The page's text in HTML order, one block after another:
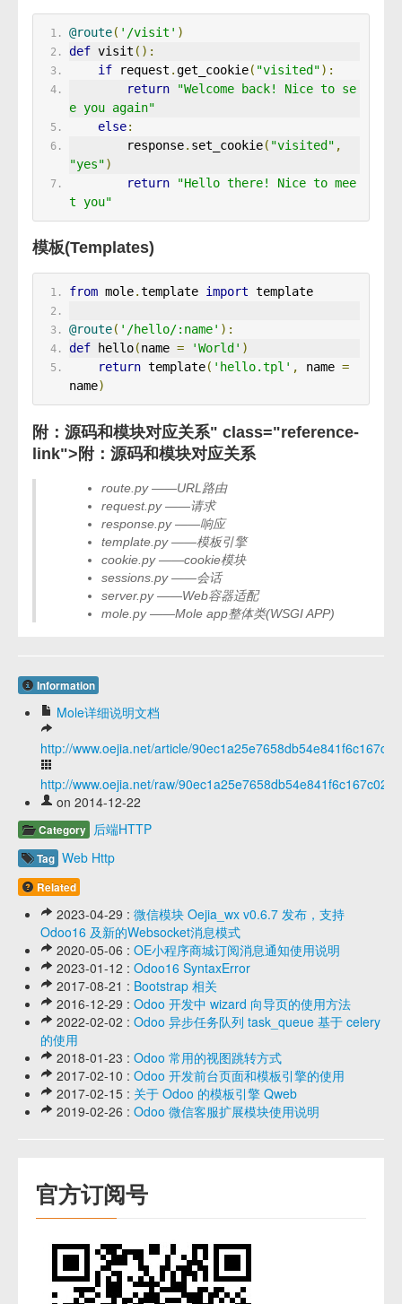
@route( '/visit' )
def visit ():
if request .get_cookie( "visited"):
return
"Welcome back! Nice to se
e you again"
else:
        response
. set_cookie( "visited" ,
"yes")
return
"Hello there! Nice to mee
t you"
模板(Templates)
from mole.template import template
@route( '/hello/:name' ):
def hello(name = 'World' )
return template( 'hello.tpl' , name =
name)
附：源码和模块对应关系" class="reference-
link"> 附：源码和模块对应关系
route.py ——URL路由
request.py ——请求
response.py ——响应
template.py ——模板引擎
cookie.py ——cookie模块
sessions.py ——会话
server.py ——Web容器适配
mole.py ——Mole app整体类(WSGI APP)
Information
Mole详细说明文档
http://www.oejia.net/article/
http://www.oejia.net/raw/90ec1a25e7658db54e841f6c167c02fb
on 2014-12-22
Category 后端HTTP
Tag Web Http
Related
2023-04-29 : 微信模块 Oejia_wx v0.6.7 发布，支持
Odoo16 及新的Websocket消息模式
2020-05-06 : OE小程序商城订阅消息通知使用说明
2023-01-12 : Odoo16 SyntaxError
2017-08-21 : Bootstrap 相关
2016-12-29 : Odoo 开发中 wizard 向导页的使用方法
2022-02-02 : Odoo 异步任务队列 task_queue 基于 celery
的使用
2018-01-23 : Odoo 常用的视图跳转方式
2017-02-10 : Odoo 开发前台页面和模板引擎的使用
2017-02-15 : 关于 Odoo 的模板引擎 Qweb
2019-02-26 : Odoo 微信客服扩展模块使用说明
官方订阅号